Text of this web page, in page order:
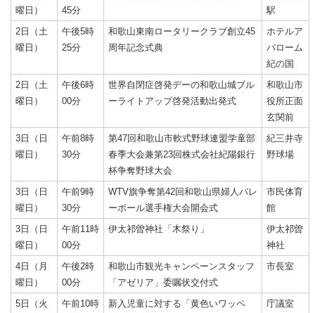
曜日）
45分
駅
2日（土
曜日）
午後5時
25分
和歌山東南ロータリークラブ創立45
周年記念式典
ホテルア
バローム
紀の国
2日（土
曜日）
午後6時
00分
世界自閉症啓発デーの和歌山城ブル
ーライトアップ啓発活動出発式
和歌山市
役所正面
玄関前
3日（日
曜日）
午前8時
30分
第47回和歌山市軟式野球連盟学童部
春季大会兼第23回株式会社紀陽銀行
杯争奪野球大会
紀三井寺
野球場
3日（日
曜日）
午前9時
30分
WTV旗争奪第42回和歌山県婦人バレ
ーボール選手権大会開会式
市民体育
館
3日（日
曜日）
午前11時
00分
伊太祁曽神社「木祭り」
伊太祁曽
神社
4日（月
曜日）
午後2時
00分
和歌山市観光キャンペーンスタッフ
「アゼリア」委嘱状交付式
市長室
5日（火
午前10時
新入児童に対する「黄色いワッペ
庁議室